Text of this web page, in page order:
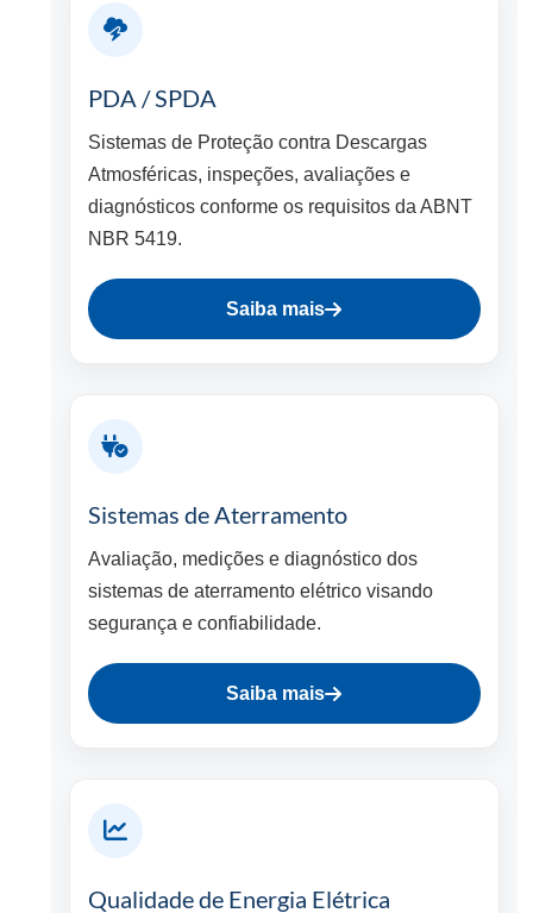
PDA / SPDA
Sistemas de Proteção contra Descargas
Atmosféricas, inspeções, avaliações e
diagnósticos conforme os requisitos da ABNT
NBR 5419.
Saiba mais
Sistemas de Aterramento
Avaliação, medições e diagnóstico dos
sistemas de aterramento elétrico visando
segurança e confiabilidade.
Saiba mais
Qualidade de Energia Elétrica